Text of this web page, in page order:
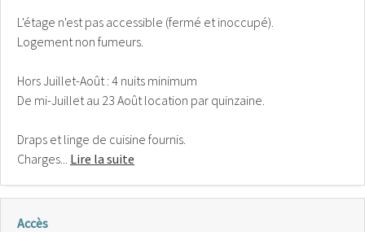
L'étage n'est pas accessible (fermé et inoccupé).
Logement non fumeurs.
Hors Juillet-Août : 4 nuits minimum
De mi-Juillet au 23 Août location par quinzaine.
Draps et linge de cuisine fournis.
Charges... Lire la suite
Accès